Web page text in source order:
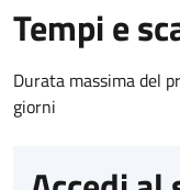
Tempi e
Durata massima del
giorni